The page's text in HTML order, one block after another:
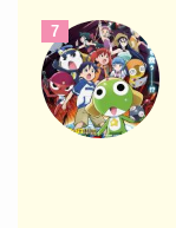
7